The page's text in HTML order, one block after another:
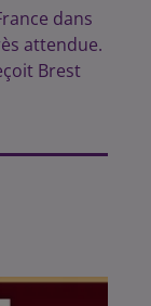
dans
attendue.
Brest